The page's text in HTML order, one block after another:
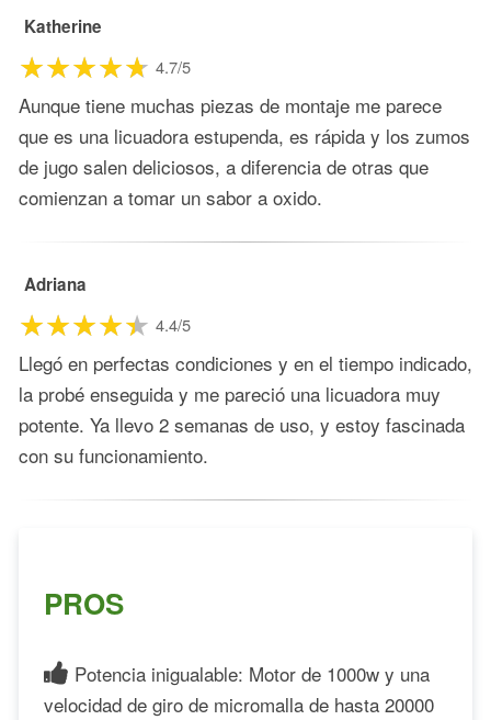
Katherine
4.7/5
Aunque tiene muchas piezas de montaje me parece
que es una licuadora estupenda, es rápida y los zumos
de jugo salen deliciosos, a diferencia de otras que
comienzan a tomar un sabor a oxido.
Adriana
4.4/5
Llegó en perfectas condiciones y en el tiempo indicado,
la probé enseguida y me pareció una licuadora muy
potente. Ya llevo 2 semanas de uso, y estoy fascinada
con su funcionamiento.
PROS
Potencia inigualable: Motor de 1000w y una
velocidad de giro de micromalla de hasta 20000